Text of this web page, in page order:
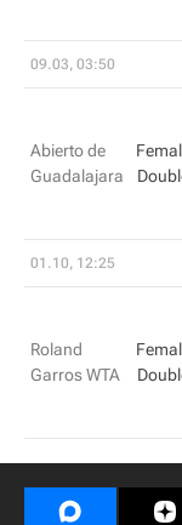
09.03, 03:50
Abierto de
Guadalajara
01.10, 12:25
Roland
Garros WTA